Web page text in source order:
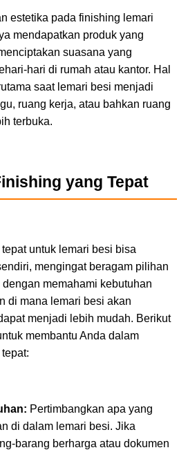
estetika pada finishing lemari
mendapatkan produk yang
suasana yang
hari di rumah atau kantor. Hal
saat lemari besi menjadi
ruang kerja, atau bahkan ruang
terbuka.
yang Tepat
untuk lemari besi bisa
mengingat beragam pilihan
memahami kebutuhan
di mana lemari besi akan
menjadi lebih mudah. Berikut
membantu Anda dalam
Pertimbangkan apa yang
di dalam lemari besi. Jika
barang berharga atau dokumen